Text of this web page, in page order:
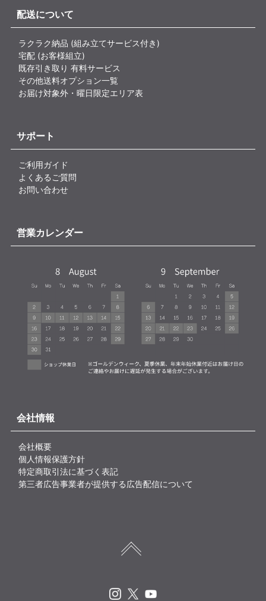
配送について
ラクラク納品 (組み立てサービス付き)
宅配 (お客様組立)
既存引き取り 有料サービス
その他送料オプション一覧
お届け対象外・曜日限定エリア表
サポート
ご利用ガイド
よくあるご質問
お問い合わせ
営業カレンダー
会社情報
会社概要
個人情報保護方針
特定商取引法に基づく表記
第三者広告事業者が提供する広告配信について